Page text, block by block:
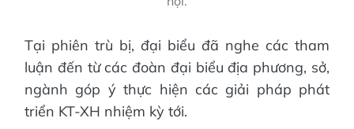
Tại phiên trù bị, đại biểu đã nghe các tham
luận đến từ các đoàn đại biểu địa phương, sở,
ngành góp ý thực hiện các giải pháp phát
triển KT-XH nhiệm kỳ tới.